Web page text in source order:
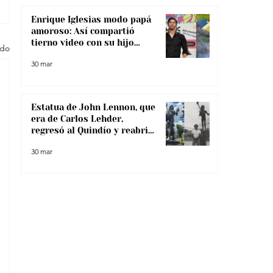
Enrique Iglesias modo papá
amoroso: Así compartió
tierno video con su hijo
30 mar
Estatua de John Lennon, que
era de Carlos Lehder,
regresó al Quindío y reabrió
narcotráfico
30 mar